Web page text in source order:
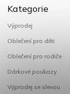
Kategorie
Výprodej
Oblečení pro děti
Oblečení pro rodiče
Dárkové poukazy
Výprodej se slevou